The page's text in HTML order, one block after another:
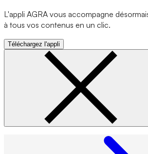
L'appli AGRA vous accompagne
à tous vos contenus en un clic.
Téléchargez l'appli